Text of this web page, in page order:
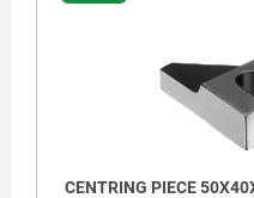
CENTRING PIECE